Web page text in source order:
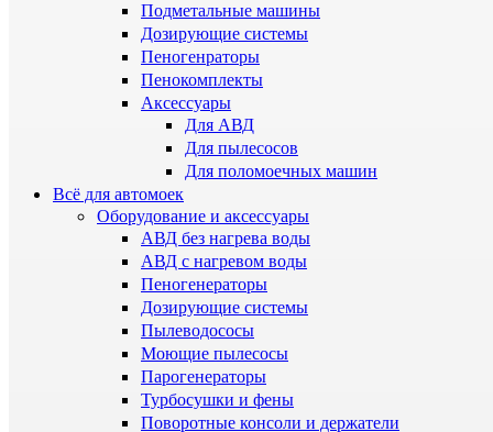
Подметальные машины
Дозирующие системы
Пеногенраторы
Пенокомплекты
Аксессуары
Для АВД
Для пылесосов
Для поломоечных машин
Всё для автомоек
Оборудование и аксессуары
АВД без нагрева воды
АВД с нагревом воды
Пеногенераторы
Дозирующие системы
Пылеводососы
Моющие пылесосы
Парогенераторы
Турбосушки и фены
Поворотные консоли и держатели